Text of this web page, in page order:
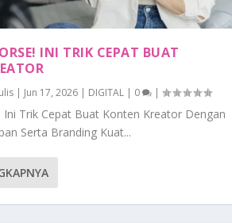
INI TRIK CEPAT BUAT
| Jun 17, 2026 | DIGITAL | 0 |
Ini Trik Cepat Buat Konten Kreator Dengan
Serta Branding Kuat...